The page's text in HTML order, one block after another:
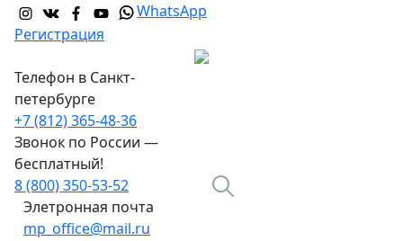
WhatsApp
Регистрация
Телефон в Санкт-
петербурге
+7 (812) 365-48-36
Звонок по России —
бесплатный!
8 (800) 350-53-52
Элетронная почта
mp_office@mail.ru